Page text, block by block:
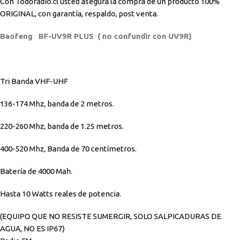
ORIGINAL, con garantía, respaldo, post venta.
Baofeng BF-UV9R PLUS ( no confundir con UV9R)
Tri Banda VHF-UHF
136-174 Mhz, banda de 2 metros.
220-260 Mhz, banda de 1.25 metros.
400-520 Mhz, Banda de 70 centímetros.
Batería de 4000 Mah.
Hasta 10 Watts reales de potencia.
(EQUIPO QUE NO RESISTE SUMERGIR, SOLO SALPICADURAS DE
AGUA, NO ES IP67)